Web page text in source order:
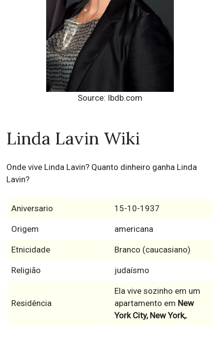
Source: Ibdb.com
Linda Lavin Wiki
Onde vive Linda Lavin? Quanto dinheiro ganha Linda
Lavin?
Aniversario 15-10-1937
Origem americana
Etnicidade Branco (caucasiano)
Religião judaísmo
Residência
Ela vive sozinho em um
apartamento em New
York City, New York,.